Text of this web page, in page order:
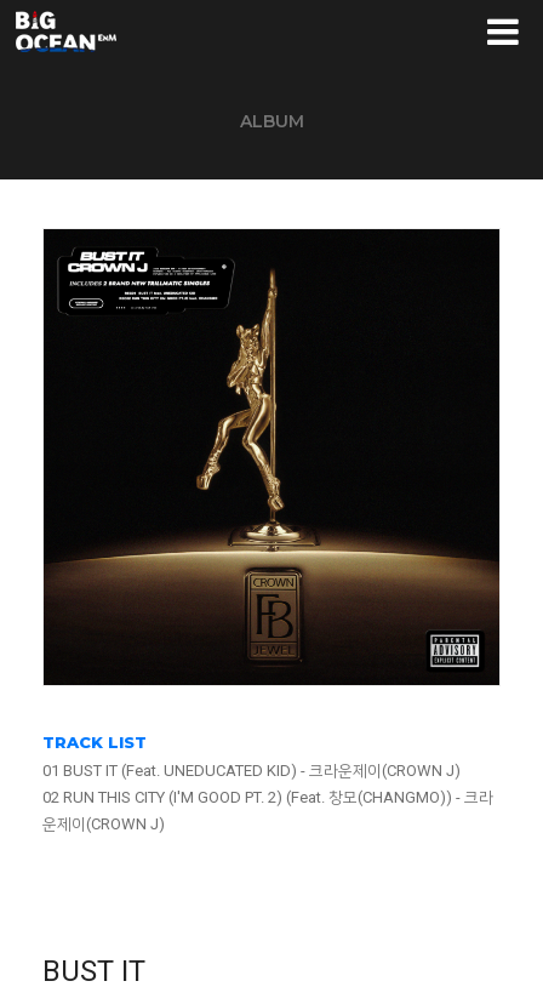
ALBUM
TRACK LIST
01 BUST IT (Feat. UNEDUCATED KID) - 크라운제이(CROWN J)
02 RUN THIS CITY (I'M GOOD PT. 2) (Feat. 창모(CHANGMO)) - 크라
운제이(CROWN J)
BUST IT